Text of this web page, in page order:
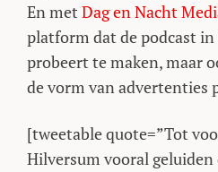
En met Dag en Nacht
platform dat de podcast
probeert te maken, maar
de vorm van advertenties
[tweetable quote=”Tot
Hilversum vooral geluiden